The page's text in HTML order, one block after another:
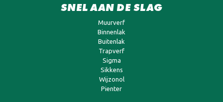
SNEL AAN DE SLAG
Muurverf
Binnenlak
Buitenlak
Trapverf
Sigma
Sikkens
Wijzonol
Pienter